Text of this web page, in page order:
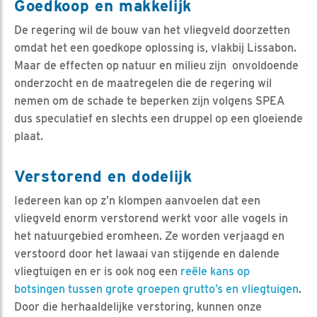
Goedkoop en makkelijk
De regering wil de bouw van het vliegveld doorzetten
omdat het een goedkope oplossing is, vlakbij Lissabon.
Maar de effecten op natuur en milieu zijn onvoldoende
onderzocht en de maatregelen die de regering wil
nemen om de schade te beperken zijn volgens SPEA
dus speculatief en slechts een druppel op een gloeiende
plaat.
Verstorend en dodelijk
Iedereen kan op z’n klompen aanvoelen dat een
vliegveld enorm verstorend werkt voor alle vogels in
het natuurgebied eromheen. Ze worden verjaagd en
verstoord door het lawaai van stijgende en dalende
vliegtuigen en er is ook nog een reële kans op
botsingen tussen grote groepen grutto’s en vliegtuigen.
Door die herhaaldelijke verstoring, kunnen onze